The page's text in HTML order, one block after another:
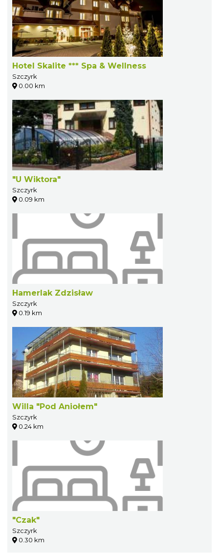
Hotel Skalite *** Spa & Wellness
Szczyrk
0.00 km
"U Wiktora"
Szczyrk
0.09 km
Hamerlak Zdzisław
Szczyrk
0.19 km
Willa "Pod Aniołem"
Szczyrk
0.24 km
"Czak"
Szczyrk
0.30 km